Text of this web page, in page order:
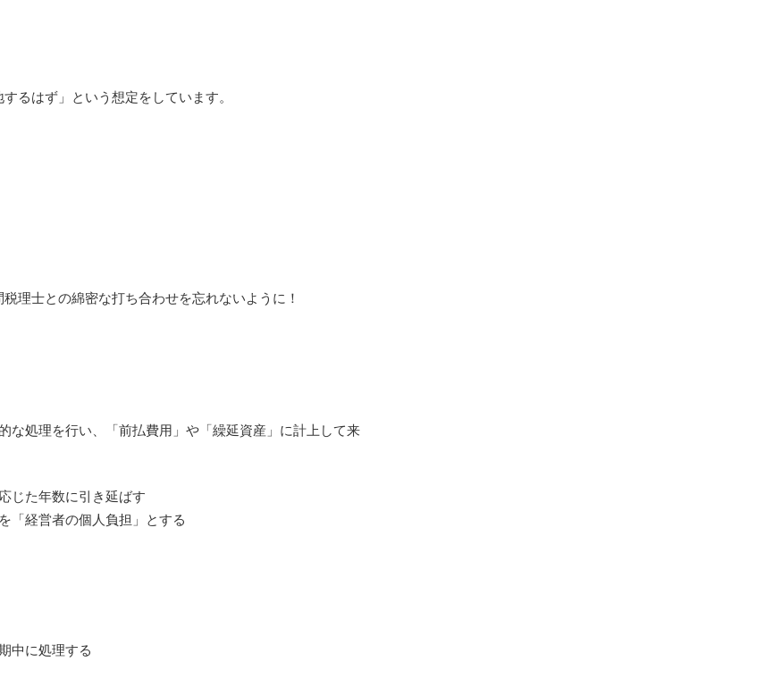
るはず」という想定をしています。
理士との綿密な打ち合わせを忘れないように！
な処理を行い、「前払費用」や「繰延資産」に計上して来
じた年数に引き延ばす
「経営者の個人負担」とする
中に処理する